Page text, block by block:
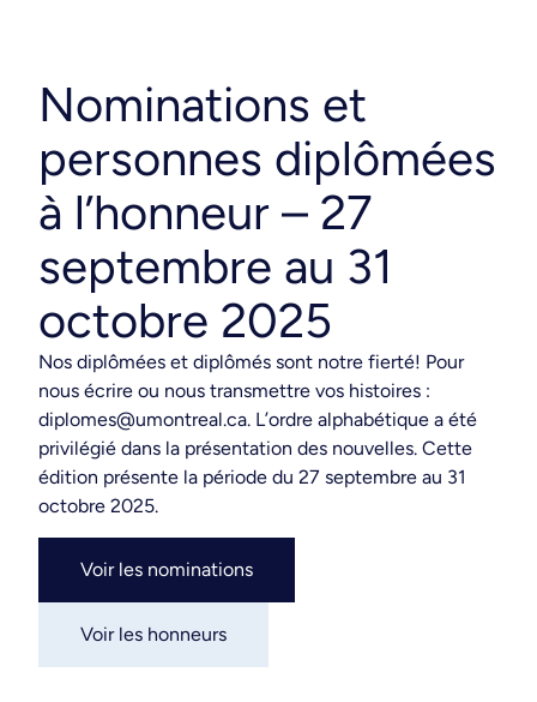
Nominations et
personnes diplômées
à l’honneur – 27
septembre au 31
octobre 2025
Nos diplômées et diplômés sont notre fierté! Pour
nous écrire ou nous transmettre vos histoires :
diplomes@umontreal.ca. L’ordre alphabétique a été
privilégié dans la présentation des nouvelles. Cette
édition présente la période du 27 septembre au 31
octobre 2025.
Voir les nominations
Voir les honneurs